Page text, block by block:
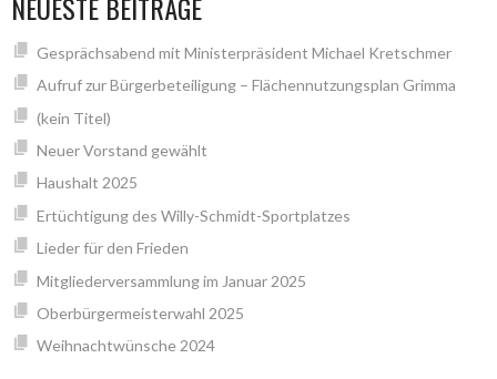
Gesprächsabend mit Ministerpräsident Michael Kretschmer
Aufruf zur Bürgerbeteiligung – Flächennutzungsplan Grimma
(kein Titel)
Neuer Vorstand gewählt
Haushalt 2025
Ertüchtigung des Willy-Schmidt-Sportplatzes
Lieder für den Frieden
Mitgliederversammlung im Januar 2025
Oberbürgermeisterwahl 2025
Weihnachtwünsche 2024